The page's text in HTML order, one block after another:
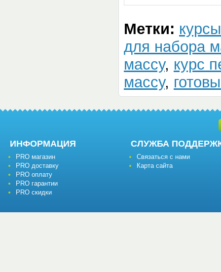
Метки:
для набора
массу, курс
массу,
ИНФОРМАЦИЯ
PRO магазин
PRO доставку
PRO оплату
PRO гарантии
PRO скидки
СЛУЖБА
Связаться с нами
Карта сайта